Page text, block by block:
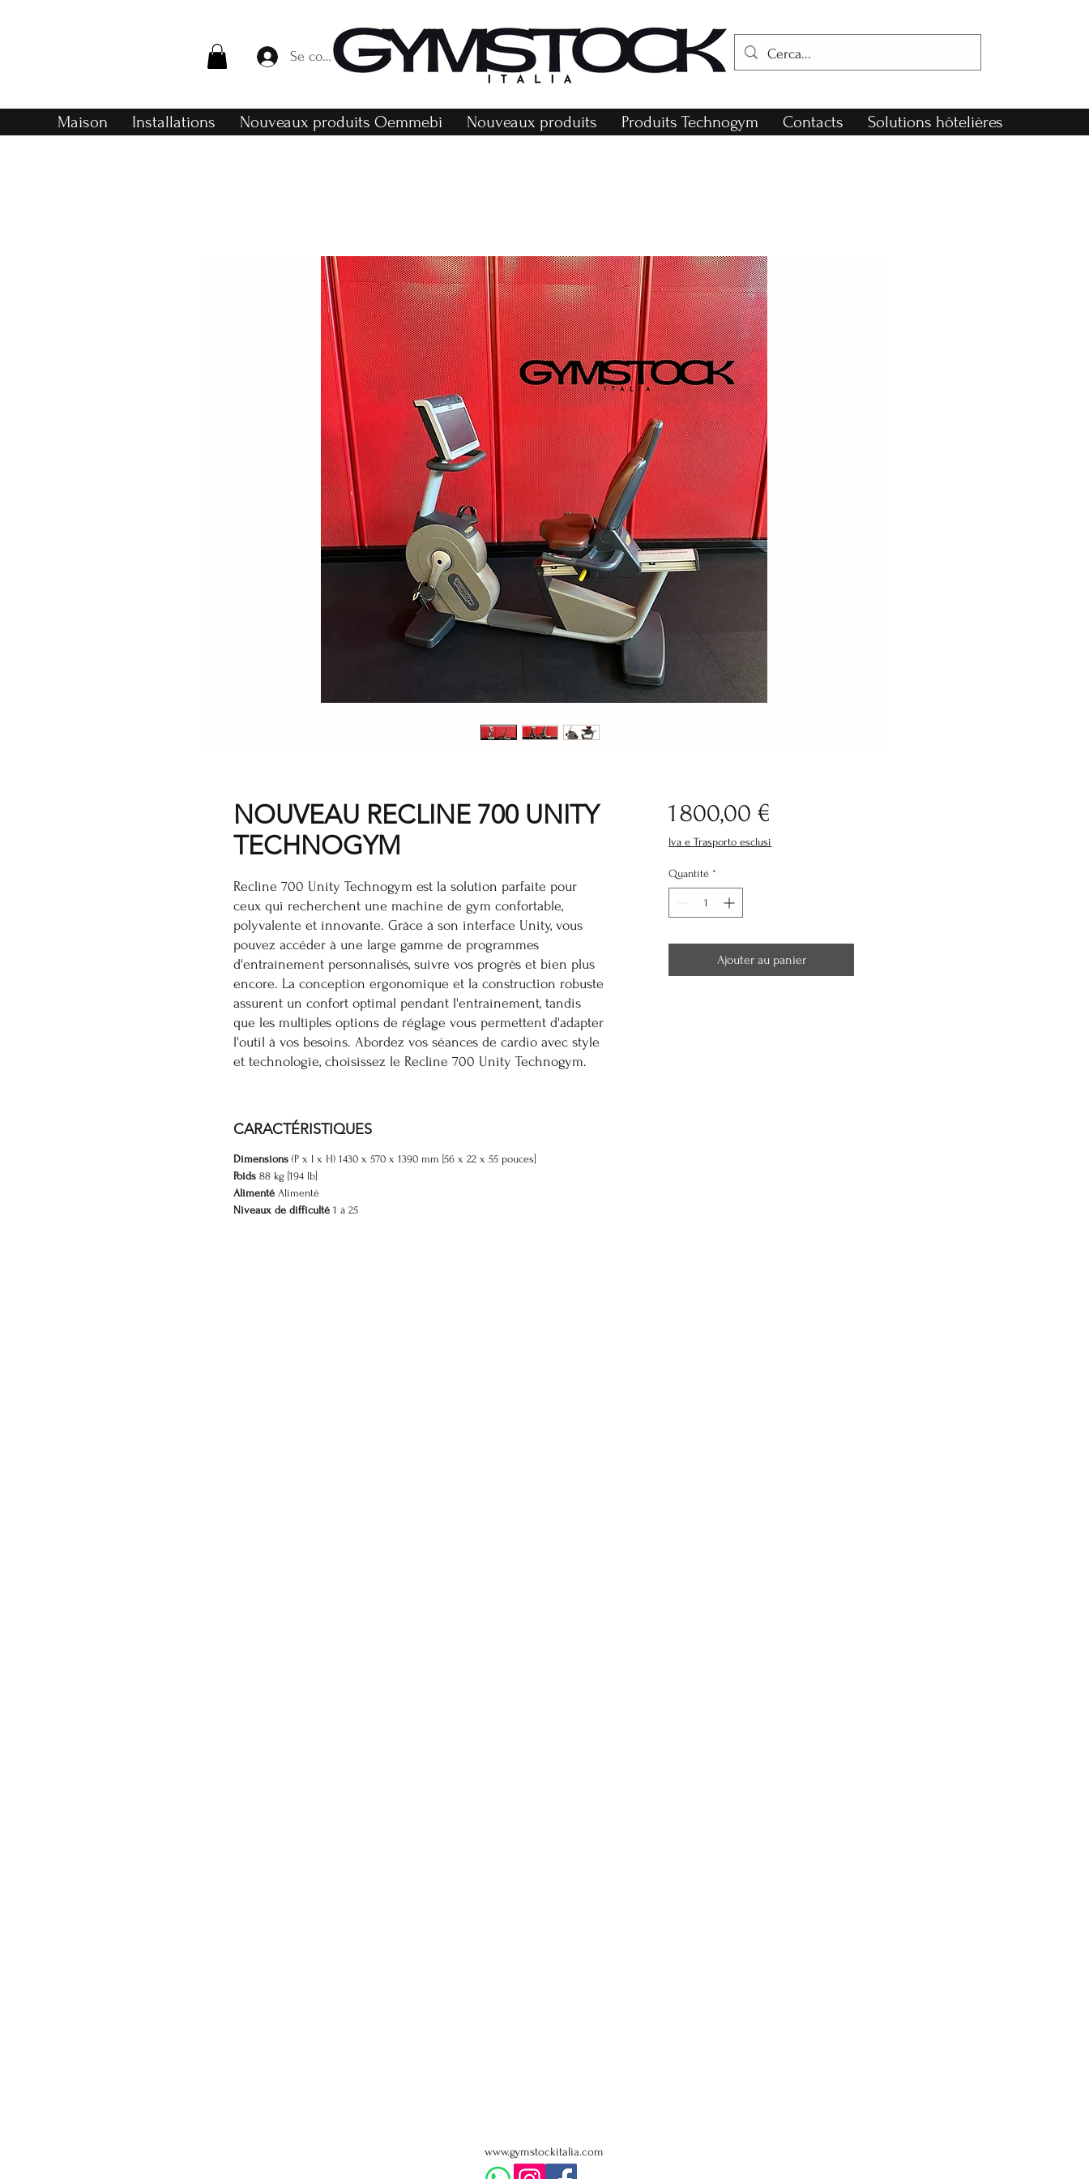
Se connecter
Maison Installations Nouveaux produits Oemmebi Nouveaux produits Produits Technogym Contacts Solutions hôtelières
NOUVEAU RECLINE 700 UNITY
TECHNOGYM
Recline 700 Unity Technogym est la solution parfaite pour
ceux qui recherchent une machine de gym confortable,
polyvalente et innovante. Grâce à son interface Unity, vous
pouvez accéder à une large gamme de programmes
d'entraînement personnalisés, suivre vos progrès et bien plus
encore. La conception ergonomique et la construction robuste
assurent un confort optimal pendant l'entraînement, tandis
que les multiples options de réglage vous permettent d'adapter
l'outil à vos besoins. Abordez vos séances de cardio avec style
et technologie, choisissez le Recline 700 Unity Technogym.
CARACTÉRISTIQUES
Dimensions (P x l x H) 1430 x 570 x 1390 mm [56 x 22 x 55 pouces]
Poids 88 kg [194 lb]
Alimenté Alimenté
Niveaux de difficulté 1 à 25
1 800,00 €
Iva e Trasporto esclusi
Quantité *
Ajouter au panier
www.gymstockitalia.com